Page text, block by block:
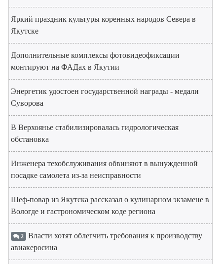
Яркий праздник культуры коренных народов Севера в
Якутске
Дополнительные комплексы фотовидеофиксации
монтируют на ФАДах в Якутии
Энергетик удостоен государственной награды - медали
Суворова
В Верхоянье стабилизировалась гидрологическая
обстановка
Инженера техобслуживания обвиняют в вынужденной
посадке самолета из-за неисправности
Шеф-повар из Якутска рассказал о кулинарном экзамене в
Вологде и гастрономическом коде региона
2 Власти хотят облегчить требования к производству
авиакеросина